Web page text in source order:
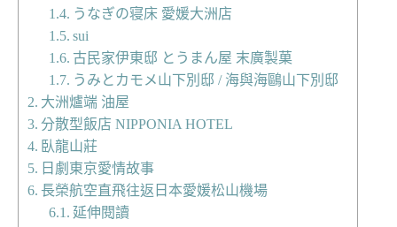
うなぎの寝床 愛媛大洲店
sui
古民家伊東邸 とうまん屋 末廣製菓
うみとカモメ山下別邸 / 海與海鷗山下別邸
大洲爐端 油屋
分散型飯店 NIPPONIA HOTEL
臥龍山莊
日劇東京愛情故事
長榮航空直飛往返日本愛媛松山機場
延伸閱讀